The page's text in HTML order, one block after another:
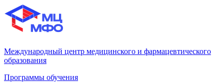
Международный центр медицинского и фармацевтического
образования
Программы обучения